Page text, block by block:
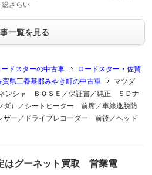
総ざらい
一覧を見る
ードスターの中古車
ロードスター・佐賀
賀県三養基郡みやき町の中古車
マツダ
ンシャ ＢＯＳＥ／保証書／純正 ＳＤナ
ダ）／シートヒーター 前席／車線逸脱防
ー／ドライブレコーダー 前後／ヘッド
はグーネット買取 営業電